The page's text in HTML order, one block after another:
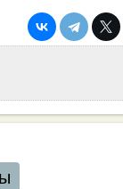
и кафе